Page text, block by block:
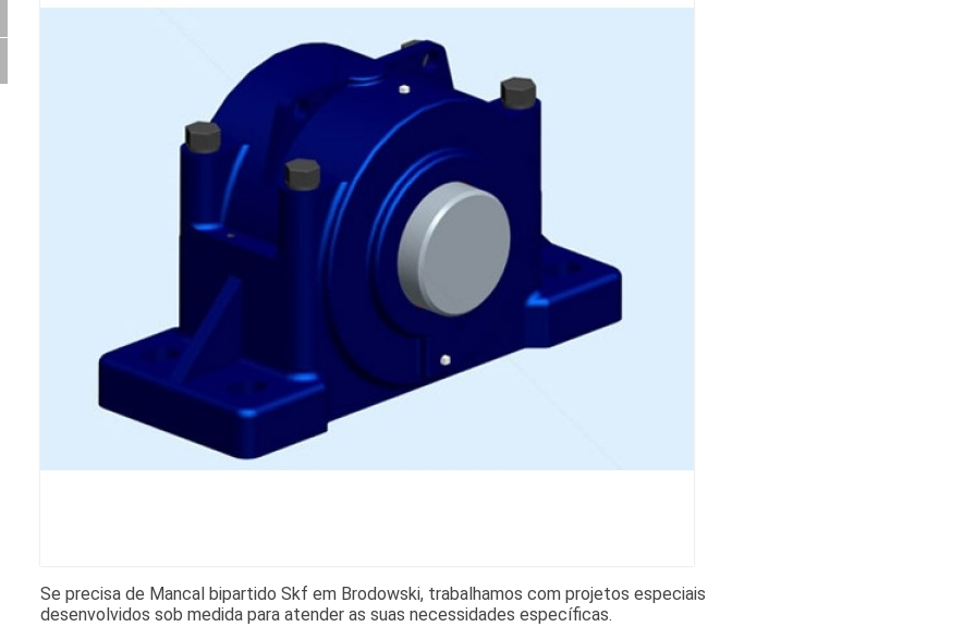
Se precisa de Mancal bipartido Skf em Brodowski, trabalhamos com projetos especiais
desenvolvidos sob medida para atender as suas necessidades específicas.